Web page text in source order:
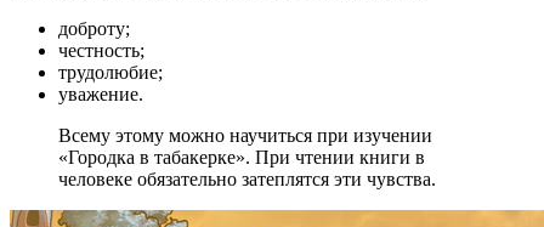
доброту;
честность;
трудолюбие;
уважение.
Всему этому можно научиться при изучении
«Городка в табакерке». При чтении книги в
человеке обязательно затеплятся эти чувства.